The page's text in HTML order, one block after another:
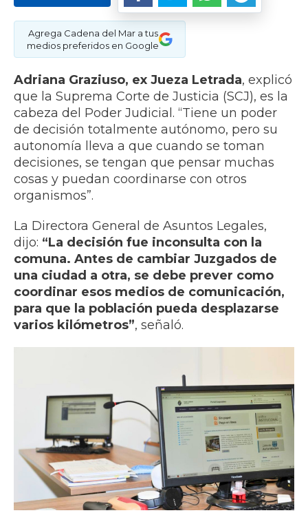
Agrega Cadena del Mar a tus
medios preferidos en Google
Adriana Graziuso, ex Jueza Letrada, explicó
que la Suprema Corte de Justicia (SCJ), es la
cabeza del Poder Judicial. “Tiene un poder
de decisión totalmente autónomo, pero su
autonomía lleva a que cuando se toman
decisiones, se tengan que pensar muchas
cosas y puedan coordinarse con otros
organismos”.
La Directora General de Asuntos Legales,
dijo: “La decisión fue inconsulta con la
comuna. Antes de cambiar Juzgados de
una ciudad a otra, se debe prever como
coordinar esos medios de comunicación,
para que la población pueda desplazarse
varios kilómetros”, señaló.